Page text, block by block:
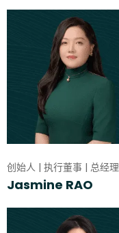
创始人 | 执行董事 | 总经理
Jasmine RAO